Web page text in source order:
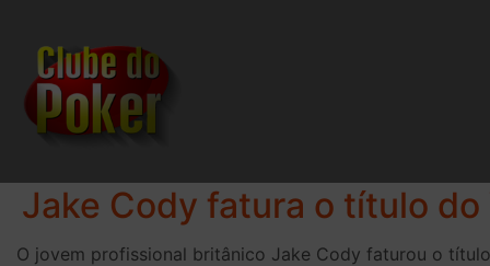
Jake Cody fatura o título do
O jovem profissional britânico Jake Cody faturou o